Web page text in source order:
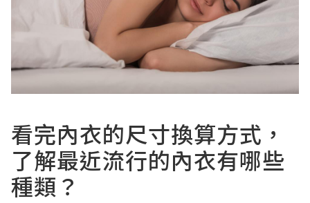
看完內衣的尺寸換算方式，
了解最近流行的內衣有哪些
種類？